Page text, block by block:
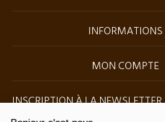
INFORMATIONS
MON COMPTE
INSCRIPTION À LA NEWSLETTER